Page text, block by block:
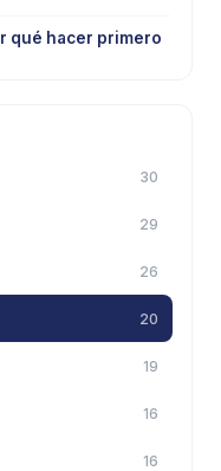
qué hacer primero
30
29
26
20
19
16
16